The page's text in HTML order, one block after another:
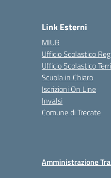
Link Esterni
MIUR
Ufficio Scolastico
Ufficio Scolastico
Scuola in Chiaro
Iscrizioni On Line
Invalsi
Comune di Trecate
Amministrazione